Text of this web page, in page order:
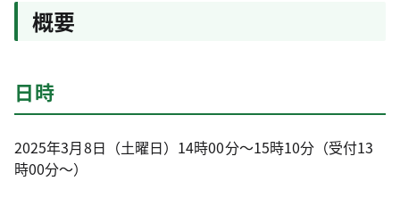
概要
日時
2025年3月8日（土曜日）14時00分～15時10分（受付13
時00分～）